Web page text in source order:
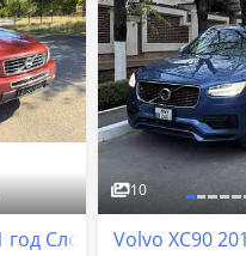
год Слободзея
10
Volvo XC90